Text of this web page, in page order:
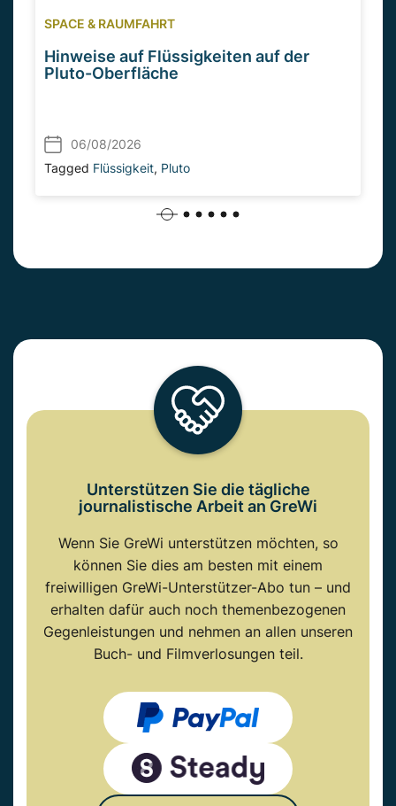
SPACE & RAUMFAHRT
Hinweise auf Flüssigkeiten auf der
Pluto-Oberfläche
06/08/2026
Tagged Flüssigkeit, Pluto
Unterstützen Sie die tägliche
journalistische Arbeit an GreWi
Wenn Sie GreWi unterstützen möchten, so
können Sie dies am besten mit einem
freiwilligen GreWi-Unterstützer-Abo tun – und
erhalten dafür auch noch themenbezogenen
Gegenleistungen und nehmen an allen unseren
Buch- und Filmverlosungen teil.